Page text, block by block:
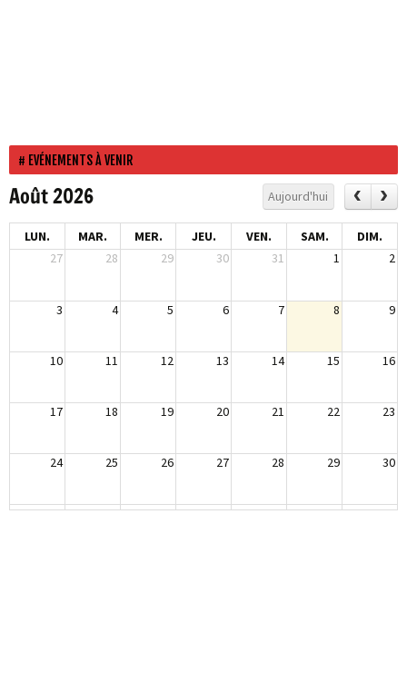
EVÉNEMENTS À VENIR
Août 2026 Aujourd'hui
LUN. MAR. MER. JEU. VEN. SAM.
DIM.
27
28 29 30 31 1 2
3 4 5 6 7 8 9
10 11 12 13 14 15 16
17 18 19 20 21 22 23
24 25 26 27 28 29 30
31 1 2 3 4 5 6